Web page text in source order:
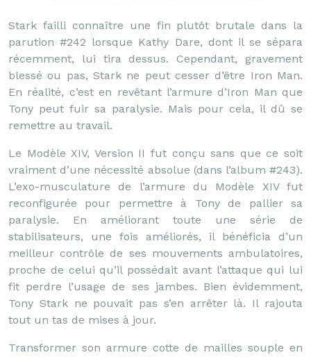
Stark failli connaître une fin plutôt brutale dans la
parution #242 lorsque Kathy Dare, dont il se sépara
récemment, lui tira dessus. Cependant, gravement
blessé ou pas, Stark ne peut cesser d’être Iron Man.
En réalité, c’est en revêtant l’armure d’Iron Man que
Tony peut fuir sa paralysie. Mais pour cela, il dû se
remettre au travail.
Le Modèle XIV, Version II fut conçu sans que ce soit
vraiment d’une nécessité absolue (dans l’album #243).
L’exo-musculature de l’armure du Modèle XIV fut
reconfigurée pour permettre à Tony de pallier sa
paralysie. En améliorant toute une série de
stabilisateurs, une fois améliorés, il bénéficia d’un
meilleur contrôle de ses mouvements ambulatoires,
proche de celui qu’il possédait avant l’attaque qui lui
fit perdre l’usage de ses jambes. Bien évidemment,
Tony Stark ne pouvait pas s’en arrêter là. Il rajouta
tout un tas de mises à jour.
Transformer son armure cotte de mailles souple en